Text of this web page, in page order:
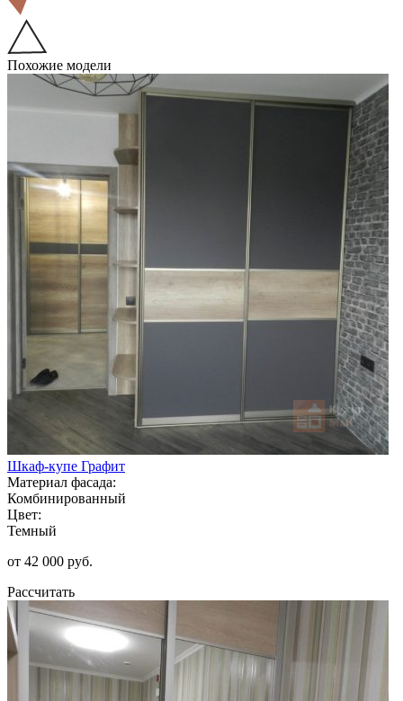
Похожие модели
Шкаф-купе Графит
Материал фасада:
Комбинированный
Цвет:
Темный
от 42 000 руб.
Рассчитать